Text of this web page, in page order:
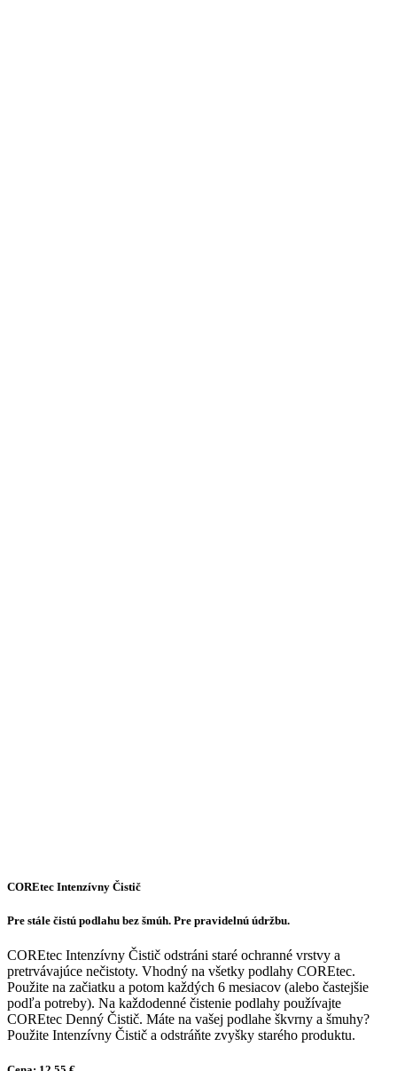
COREtec Intenzívny Čistič
Pre stále čistú podlahu bez šmúh. Pre pravidelnú údržbu.
COREtec Intenzívny Čistič odstráni staré ochranné vrstvy a
pretrvávajúce nečistoty. Vhodný na všetky podlahy COREtec.
Použite na začiatku a potom každých 6 mesiacov (alebo častejšie
podľa potreby). Na každodenné čistenie podlahy používajte
COREtec Denný Čistič. Máte na vašej podlahe škvrny a šmuhy?
Použite Intenzívny Čistič a odstráňte zvyšky starého produktu.